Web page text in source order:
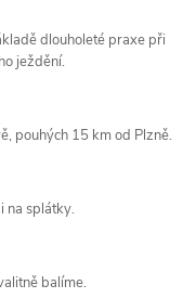
dlouholeté praxe při
ježdění.
pouhých 15 km od Plzně.
na splátky.
balíme.